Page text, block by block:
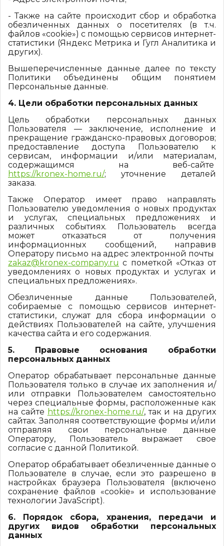
- Также на сайте происходит сбор и обработка
обезличенных данных о посетителях (в т.ч.
файлов «cookie») с помощью сервисов интернет-
статистики (Яндекс Метрика и Гугл Аналитика и
других).
Вышеперечисленные данные далее по тексту
Политики объединены общим понятием
Персональные данные.
4. Цели обработки персональных данных
Цель обработки персональных данных
Пользователя — заключение, исполнение и
прекращение гражданско-правовых договоров;
предоставление доступа Пользователю к
сервисам, информации и/или материалам,
содержащимся на веб-сайте
https://kronex-home.ru/; уточнение деталей
заказа.
Также Оператор имеет право направлять
Пользователю уведомления о новых продуктах
и услугах, специальных предложениях и
различных событиях. Пользователь всегда
может отказаться от получения
информационных сообщений, направив
Оператору письмо на адрес электронной почты
zakaz@kronex-company.ru с пометкой «Отказ от
уведомлениях о новых продуктах и услугах и
специальных предложениях».
Обезличенные данные Пользователей,
собираемые с помощью сервисов интернет-
статистики, служат для сбора информации о
действиях Пользователей на сайте, улучшения
качества сайта и его содержания.
5. Правовые основания обработки
персональных данных
Оператор обрабатывает персональные данные
Пользователя только в случае их заполнения и/
или отправки Пользователем самостоятельно
через специальные формы, расположенные как
на сайте https://kronex-home.ru/, так и на других
сайтах. Заполняя соответствующие формы и/или
отправляя свои персональные данные
Оператору, Пользователь выражает свое
согласие с данной Политикой.
Оператор обрабатывает обезличенные данные о
Пользователе в случае, если это разрешено в
настройках браузера Пользователя (включено
сохранение файлов «cookie» и использование
технологии JavaScript).
6. Порядок сбора, хранения, передачи и
других видов обработки персональных
данных